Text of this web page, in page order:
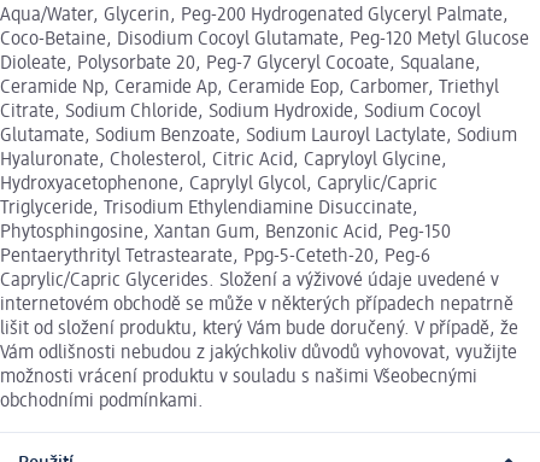
Aqua/Water, Glycerin, Peg-200 Hydrogenated Glyceryl Palmate,
Coco-Betaine, Disodium Cocoyl Glutamate, Peg-120 Metyl Glucose
Dioleate, Polysorbate 20, Peg-7 Glyceryl Cocoate, Squalane,
Ceramide Np, Ceramide Ap, Ceramide Eop, Carbomer, Triethyl
Citrate, Sodium Chloride, Sodium Hydroxide, Sodium Cocoyl
Glutamate, Sodium Benzoate, Sodium Lauroyl Lactylate, Sodium
Hyaluronate, Cholesterol, Citric Acid, Capryloyl Glycine,
Hydroxyacetophenone, Caprylyl Glycol, Caprylic/Capric
Triglyceride, Trisodium Ethylendiamine Disuccinate,
Phytosphingosine, Xantan Gum, Benzonic Acid, Peg-150
Pentaerythrityl Tetrastearate, Ppg-5-Ceteth-20, Peg-6
Caprylic/Capric Glycerides. Složení a výživové údaje uvedené v
internetovém obchodě se může v některých případech nepatrně
lišit od složení produktu, který Vám bude doručený. V případě, že
Vám odlišnosti nebudou z jakýchkoliv důvodů vyhovovat, využijte
možnosti vrácení produktu v souladu s našimi Všeobecnými
obchodními podmínkami.